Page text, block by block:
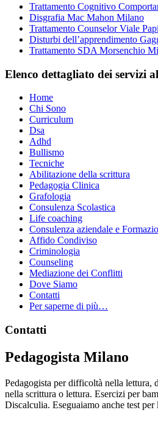
Trattamento Cognitivo
Disgrafia Mac Mahon Milano
Trattamento Counselor Viale
Disturbi dell’apprendimento
Trattamento SDA Morsenchio
Elenco dettagliato dei servizi
Home
Chi Sono
Curriculum
Dsa
Adhd
Bullismo
Tecniche
Abilitazione della scrittura
Pedagogia Clinica
Grafologia
Consulenza Scolastica
Life coaching
Consulenza aziendale e
Affido Condiviso
Criminologia
Counseling
Mediazione dei Conflitti
Dove Siamo
Contatti
Per saperne di più…
Footer
Contatti
Pedagogista Milano
Pedagogista per difficoltà nella lettura,
nella scrittura o lettura. Esercizi per
Discalculia. Eseguaiamo anche test